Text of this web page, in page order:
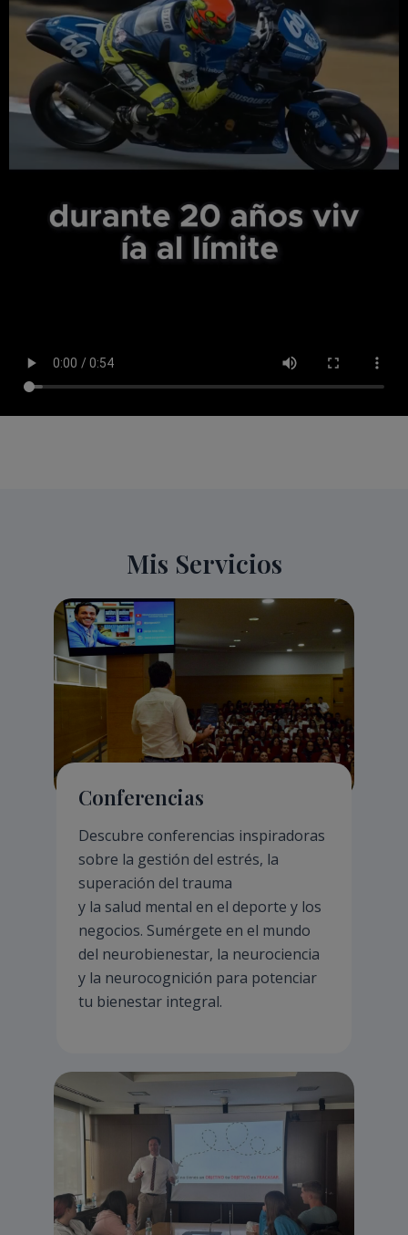
Mis Servicios
Conferencias
Descubre conferencias inspiradoras
sobre la gestión del estrés, la
superación del trauma
y la salud mental en el deporte y los
negocios. Sumérgete en el mundo
del neurobienestar, la neurociencia
y la neurocognición para potenciar
tu bienestar integral.